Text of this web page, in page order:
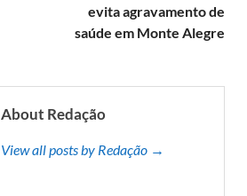
evita agravamento de
saúde em Monte Alegre
About Redação
View all posts by Redação →